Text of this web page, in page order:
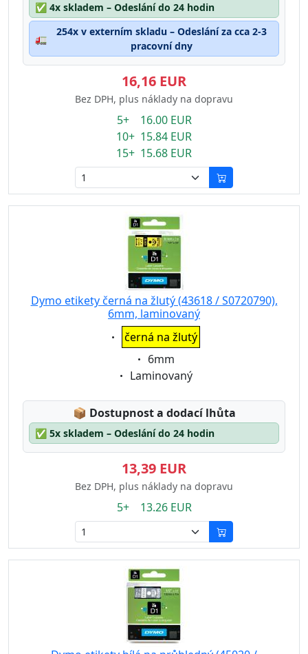
✅ 4x skladem – Odeslání do 24 hodin
🚛
254x v externím skladu – Odeslání za cca 2-3
pracovní dny
16,16 EUR
Bez DPH, plus náklady na dopravu
5+ 16.00 EUR
10+ 15.84 EUR
15+ 15.68 EUR
Dymo etikety černá na žlutý (43618 / S0720790),
6mm, laminovaný
Eigenschaft:
černá na žlutý
Eigenschaft:
6mm
Eigenschaft:
Laminovaný
📦 Lagerstatus:
Dostupnost a dodací lhůta
✅ 5x skladem – Odeslání do 24 hodin
13,39 EUR
Bez DPH, plus náklady na dopravu
5+ 13.26 EUR